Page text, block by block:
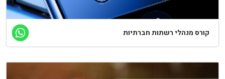
קורס מנהלי רשתות חברתיות